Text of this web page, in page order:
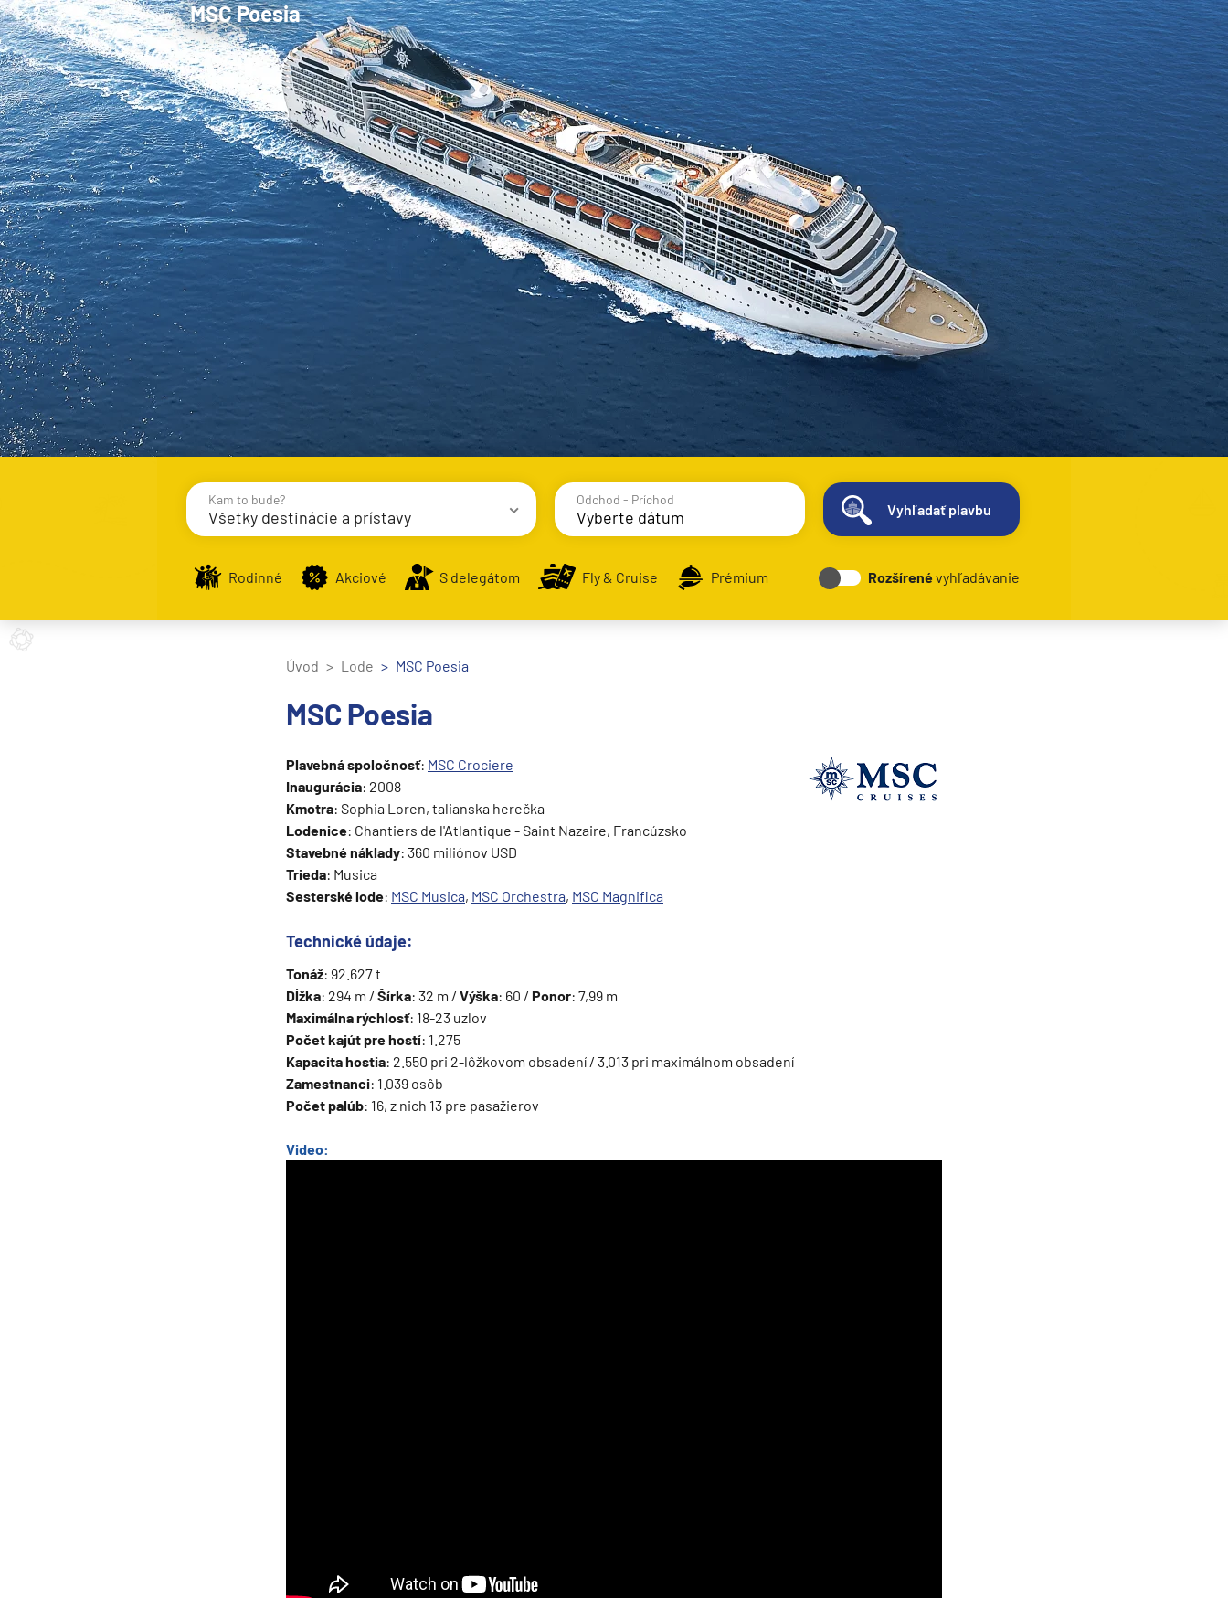
MSC Poesia
Kam to bude?
Všetky destinácie a prístavy
Destinácie Prístavy
Stredomorie
Stredomorie a Portugalsko
Západné Stredomorie
Severná Európa
Grónsko
Island
Nórske fjordy a Pobaltie
Pobaltie
Severná Európa
Severozápadná Európa
Britské ostrovy a Írsko
Pobrežie Európy
Kanárske ostrovy, Madeira a Maroko
Kanada a Nové Anglicko
Odchod - Príchod
Vyhľadať plavbu
Rodinné Akciové S delegátom Fly & Cruise Prémium Rozšírenévyhľadávanie
Úvod Lode MSC Poesia
MSC Poesia
Plavebná spoločnosť: MSC Crociere
Inaugurácia: 2008
Kmotra: Sophia Loren, talianska herečka
Lodenice: Chantiers de l'Atlantique - Saint Nazaire, Francúzsko
Stavebné náklady: 360 miliónov USD
Trieda: Musica
Sesterské lode: MSC Musica, MSC Orchestra, MSC Magnifica
Technické údaje:
Tonáž: 92.627 t
Dĺžka: 294 m / Šírka: 32 m / Výška: 60 / Ponor: 7,99 m
Maximálna rýchlosť: 18-23 uzlov
Počet kajút pre hostí: 1.275
Kapacita hostia: 2.550 pri 2-lôžkovom obsadení / 3.013 pri maximálnom obsadení
Zamestnanci: 1.039 osôb
Počet palúb: 16, z nich 13 pre pasažierov
Video: